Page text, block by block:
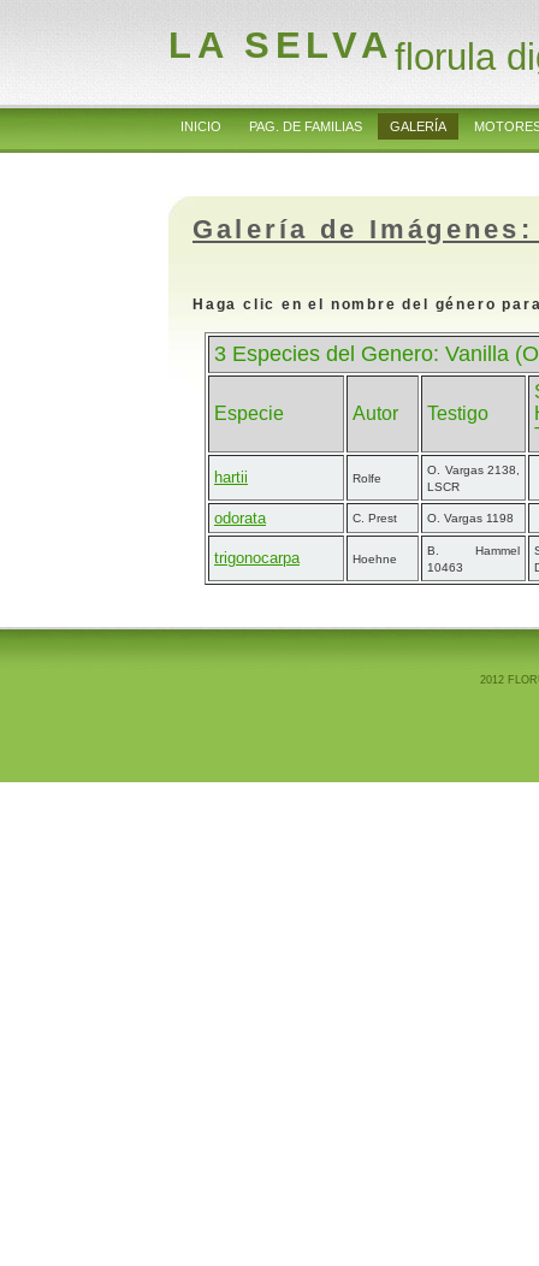
LA SELVAflorula
INICIO PAG. DE FAMILIAS GALERÍA
Galería de
Haga clic en el nombre del género
3 Especies del Genero: Vanilla
Especie Autor Testigo
hartii Rolfe
O. Vargas 2138,
LSCR
odorata C. Prest O. Vargas 1198
trigonocarpa Hoehne
B. Hammel
10463
2012